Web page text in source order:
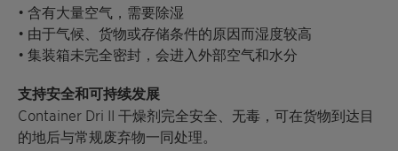
• 含有大量空气，需要除湿
• 由于气候、货物或存储条件的原因而湿度较高
• 集装箱未完全密封，会进入外部空气和水分
支持安全和可持续发展
Container Dri II 干燥剂完全安全、无毒，可在货物到达目
的地后与常规废弃物一同处理。